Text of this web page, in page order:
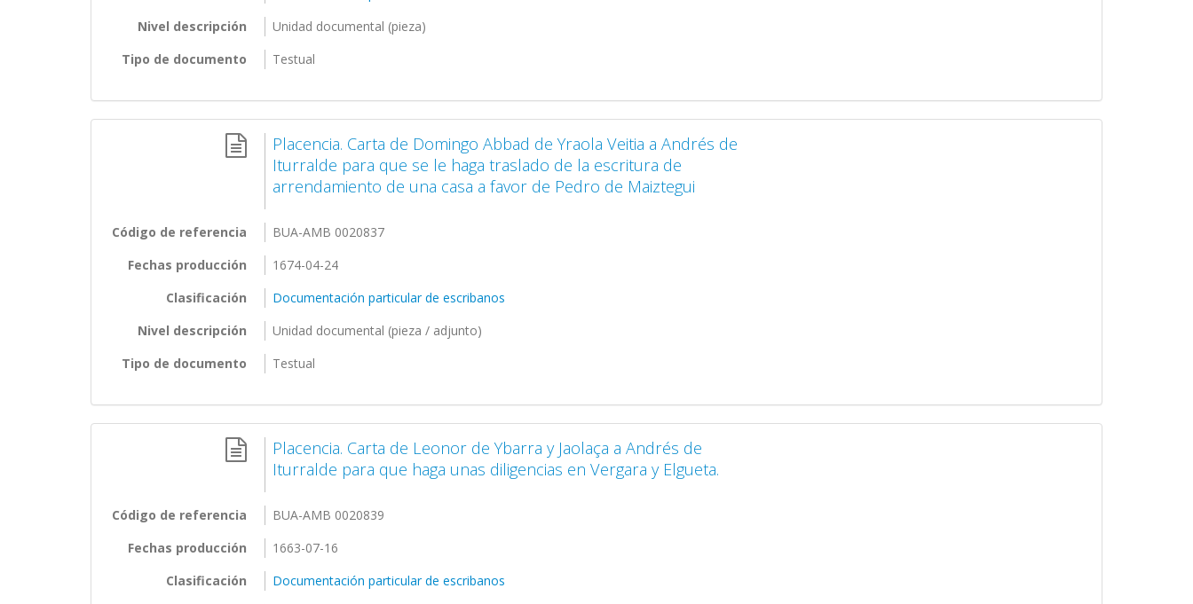
Nivel descripción
Unidad documental (pieza)
Tipo de documento
Testual
Placencia. Carta de Domingo Abbad de Yraola Veitia a Andrés de
Iturralde para que se le haga traslado de la escritura de
arrendamiento de una casa a favor de Pedro de Maiztegui
Código de referencia
BUA-AMB 0020837
Fechas producción
1674-04-24
Clasificación
Documentación particular de escribanos
Nivel descripción
Unidad documental (pieza / adjunto)
Tipo de documento
Testual
Placencia. Carta de Leonor de Ybarra y Jaolaça a Andrés de
Iturralde para que haga unas diligencias en Vergara y Elgueta.
Código de referencia
BUA-AMB 0020839
Fechas producción
1663-07-16
Clasificación
Documentación particular de escribanos